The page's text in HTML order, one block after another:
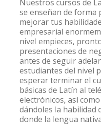
Nuestros cursos de
se enseñan de forma
mejorar tus
empresarial
nivel empieces,
presentaciones de
antes de seguir
estudiantes del nivel
esperar terminar el
básicas de Latín al
electrónicos, así
dándoles la habilidad
donde la lengua